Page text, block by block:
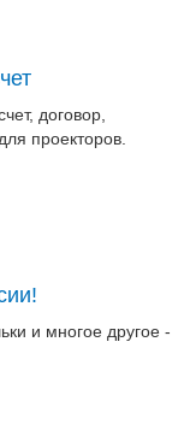
договор,
проекторов.
и многое другое -